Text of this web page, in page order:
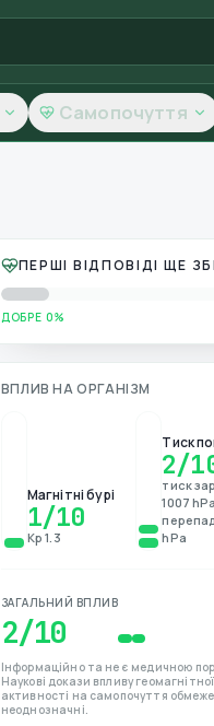
Самопочуття
ПЕРШІ ВІДПОВІДІ ЩЕ
ДОБРЕ 0%
ВПЛИВ НА ОРГАНІЗМ
Магнітні бурі
1/10
Kp 1.3
Тиск
2/
тиск
1007
hPa
ЗАГАЛЬНИЙ ВПЛИВ
2/10
Інформаційно та не є медичною
Наукові докази впливу геомагнітної
активності на самопочуття
неоднозначні.